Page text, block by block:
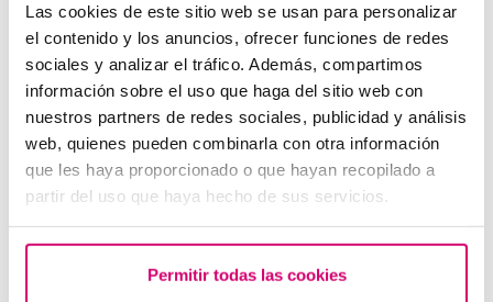
Las cookies de este sitio web se usan para personalizar
el contenido y los anuncios, ofrecer funciones de redes
sociales y analizar el tráfico. Además, compartimos
información sobre el uso que haga del sitio web con
nuestros partners de redes sociales, publicidad y análisis
web, quienes pueden combinarla con otra información
que les haya proporcionado o que hayan recopilado a
partir del uso que haya hecho de sus servicios.
Permitir todas las cookies
¿Puedo quedar embarazada si he tenido o tengo
quistes en los ovarios?